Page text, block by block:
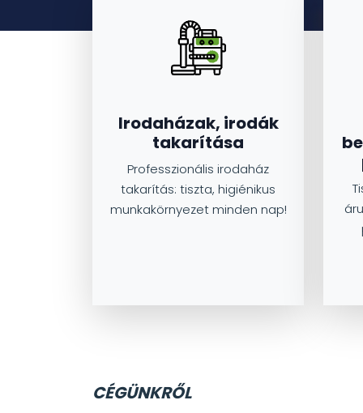
Irodaházak, irodák
takarítása
Professzionális irodaház
takarítás: tiszta, higiénikus
munkakörnyezet minden nap!
CÉGÜNKRŐL